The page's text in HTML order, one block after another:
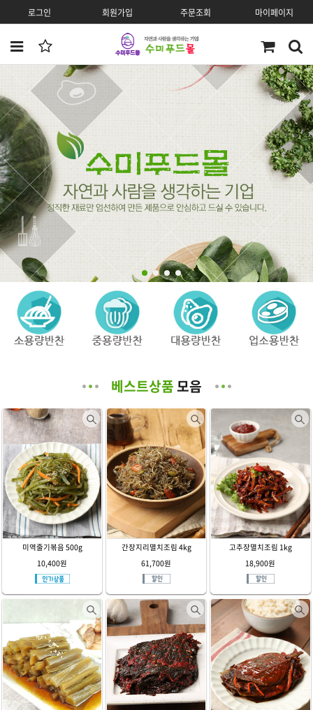
로그인 회원가입 주문조회 마이페이지
베스트상품모음
미역줄기볶음 500g
10,400원
간장지리멸치조림 4kg
61,700원
고추장멸치조림 1kg
18,900원